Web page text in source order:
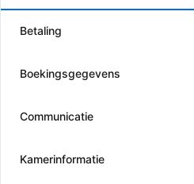
Betaling
Boekingsgegevens
Communicatie
Kamerinformatie